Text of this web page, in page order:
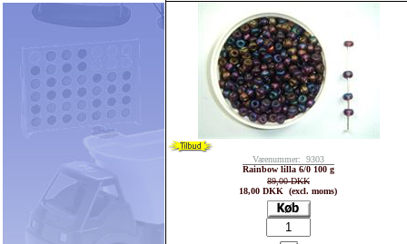
Varenummer: 9303
Rainbow lilla 6/0 100 g
89,00 DKK
18,00 DKK (excl. moms)